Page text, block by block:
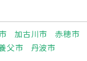
加古川市
赤穂市
父市
丹波市